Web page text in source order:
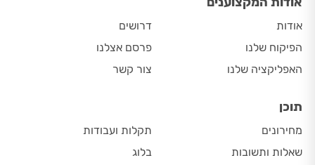
אודות
הפיקוח שלנו
האפליקציה שלנו
דרושים
פרסם אצלנו
צור קשר
תוכן
מחירונים
שאלות ותשובות
תקלות ועבודות
בלוג